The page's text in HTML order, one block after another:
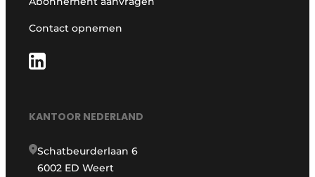
Contact opnemen
KANTOOR NEDERLAND
Schatbeurderlaan 6
6002 ED Weert